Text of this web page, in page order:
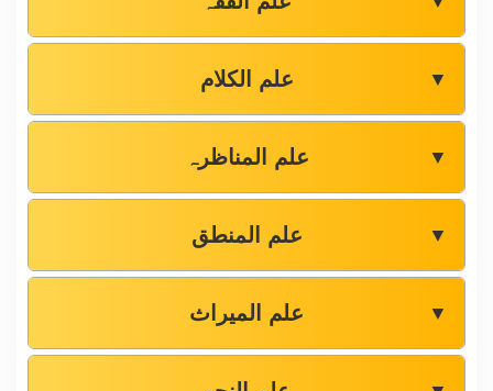
علم الکلام ▼
علم المناظرہ ▼
علم المنطق ▼
علم المیراث ▼